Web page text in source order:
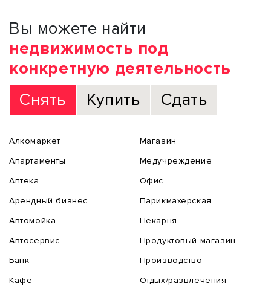
Вы можете найти
недвижимость под
конкретную деятельность
Снять
Купить Сдать
Алкомаркет
Апартаменты
Аптека
Арендный бизнес
Автомойка
Автосервис
Банк
Кафе
Магазин
Медучреждение
Офис
Парикмахерская
Пекарня
Продуктовый магазин
Производство
Отдых/развлечения